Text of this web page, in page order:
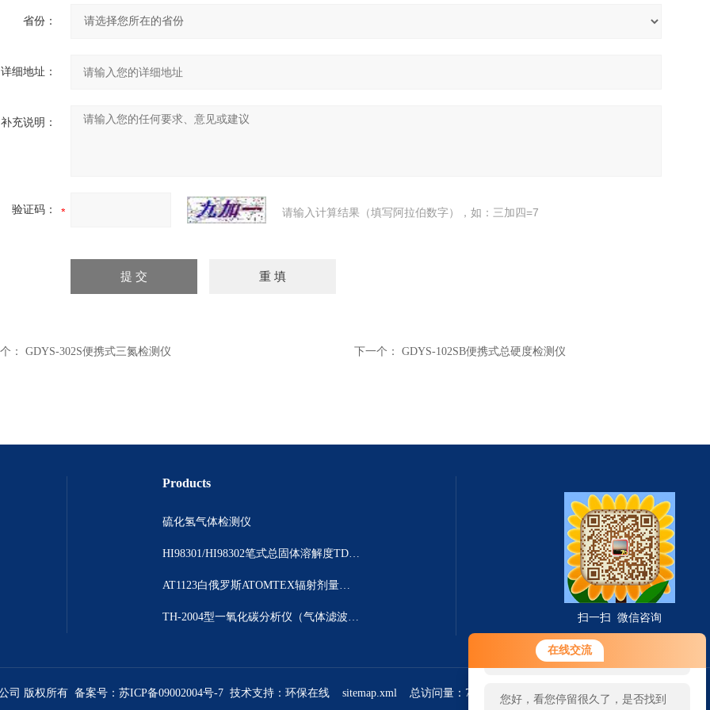
在线交流
您好！欢迎前来咨询，很高兴为您
服务，请问您要咨询什么问题呢？
您好，看您停留很久了，是否找到
省份：
详细地址：
补充说明：
验证码： 请输入计算结果（填写阿拉伯数字），如：三加四=7
： GDYS-302S便携式三氮检测仪 下一个： GDYS-102SB便携式总硬度检测仪
Products
硫化氢气体检测仪
HI98301/HI98302笔式总固体溶解度TDS测定仪
AT1123白俄罗斯ATOMTEX辐射剂量测量仪
TH-2004型一氧化碳分析仪（气体滤波相关红外吸收法） 扫一扫 微信咨询
司 版权所有 备案号： 苏ICP备09002004号-7 技术支持： 环保在线 sitemap.xml 总访问量：766827 管理登陆